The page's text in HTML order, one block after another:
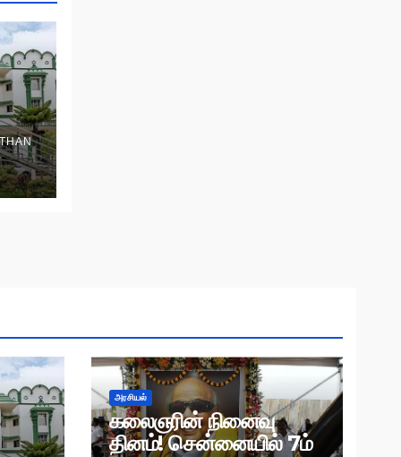
அரசியல்
கலைஞரின் நினைவு
தினம்! சென்னையில் 7ம்